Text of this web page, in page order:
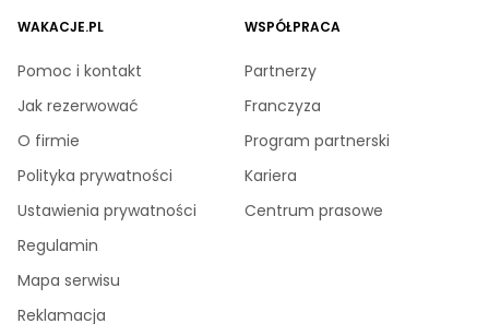
WAKACJE.PL
Pomoc i kontakt
Jak rezerwować
O firmie
Polityka prywatności
Ustawienia prywatności
Regulamin
Mapa serwisu
Reklamacja
WSPÓŁPRACA
Partnerzy
Franczyza
Program partnerski
Kariera
Centrum prasowe